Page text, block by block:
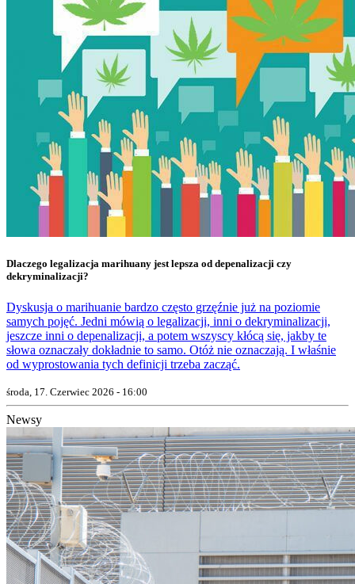
Dlaczego legalizacja marihuany jest lepsza od depenalizacji czy
dekryminalizacji?
Dyskusja o marihuanie bardzo często grzęźnie już na poziomie
samych pojęć. Jedni mówią o legalizacji, inni o dekryminalizacji,
jeszcze inni o depenalizacji, a potem wszyscy kłócą się, jakby te
słowa oznaczały dokładnie to samo. Otóż nie oznaczają. I właśnie
od wyprostowania tych definicji trzeba zacząć.
środa, 17. Czerwiec 2026 - 16:00
Newsy